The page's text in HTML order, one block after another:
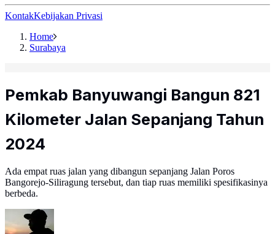
KontakKebijakan Privasi
Home
Surabaya
Pemkab Banyuwangi Bangun 821
Kilometer Jalan Sepanjang Tahun
2024
Ada empat ruas jalan yang dibangun sepanjang Jalan Poros
Bangorejo-Siliragung tersebut, dan tiap ruas memiliki spesifikasinya
berbeda.